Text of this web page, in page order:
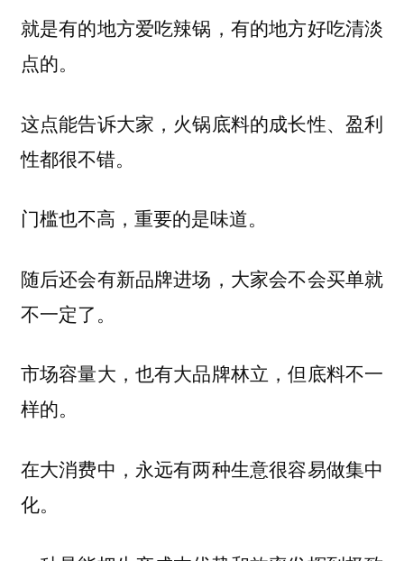
就是有的地方爱吃辣锅，有的地方好吃清淡
点的。
这点能告诉大家，火锅底料的成长性、盈利
性都很不错。
门槛也不高，重要的是味道。
随后还会有新品牌进场，大家会不会买单就
不一定了。
市场容量大，也有大品牌林立，但底料不一
样的。
在大消费中，永远有两种生意很容易做集中
化。